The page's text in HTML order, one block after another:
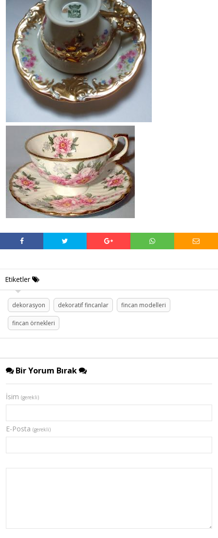
Etiketler
dekorasyon dekoratif fincanlar fincan modelleri
fincan örnekleri
Bir Yorum Bırak
İsim (gerekli)
E-Posta (gerekli)